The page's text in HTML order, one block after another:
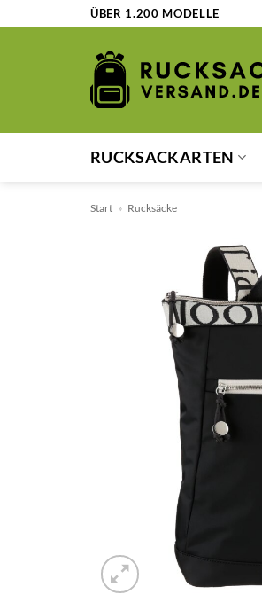
ÜBER 1.200 MODELLE
RUCKSACKARTEN
Start » Rucksäcke